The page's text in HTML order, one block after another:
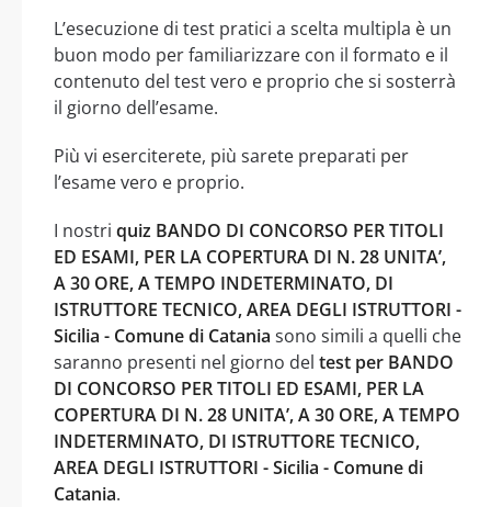
L’esecuzione di test pratici a scelta multipla è un
buon modo per familiarizzare con il formato e il
contenuto del test vero e proprio che si sosterrà
il giorno dell’esame.
Più vi eserciterete, più sarete preparati per
l’esame vero e proprio.
I nostri quiz BANDO DI CONCORSO PER TITOLI
ED ESAMI, PER LA COPERTURA DI N. 28 UNITA’,
A 30 ORE, A TEMPO INDETERMINATO, DI
ISTRUTTORE TECNICO, AREA DEGLI ISTRUTTORI -
Sicilia - Comune di Catania sono simili a quelli che
saranno presenti nel giorno del test per BANDO
DI CONCORSO PER TITOLI ED ESAMI, PER LA
COPERTURA DI N. 28 UNITA’, A 30 ORE, A TEMPO
INDETERMINATO, DI ISTRUTTORE TECNICO,
AREA DEGLI ISTRUTTORI - Sicilia - Comune di
Catania.